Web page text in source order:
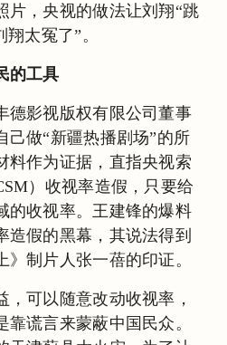
片，央视的做法让刘翔“跳
太冤了”。
的工具
德影视版权有限公司董事
己做“新疆热播剧场”的所
料作为证据，直指央视索
）收视率造假，只要给
的收视率。王建锋的爆料
造假的黑幕，其说法得到
制片人张一蓓的印证。
，可以随意改动收视率，
谎言来蒙蔽中国民众。